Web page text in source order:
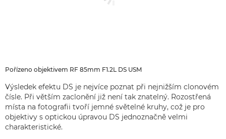
Pořízeno objektivem RF 85mm F1.2L DS USM
Výsledek efektu DS je nejvíce poznat při nejnižším clonovém
čísle. Při větším zaclonění již není tak znatelný. Rozostřená
místa na fotografii tvoří jemné světelné kruhy, což je pro
objektivy s optickou úpravou DS jednoznačně velmi
charakteristické.